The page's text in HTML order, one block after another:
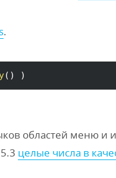
.
( ) )
областей меню и
целые числа в